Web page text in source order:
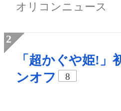
オリコンニュース
「超かぐや姫!」
ンオフ
8